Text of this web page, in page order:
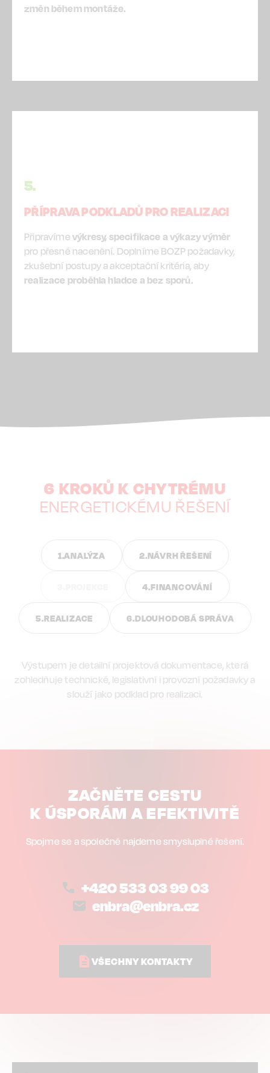
změn během montáže.
5.
PŘÍPRAVA PODKLADŮ PRO REALIZACI
Připravíme výkresy, specifikace a výkazy výměr
pro přesné nacenění. Doplníme BOZP požadavky,
zkušební postupy a akceptační kritéria, aby
realizace proběhla hladce a bez sporů.
6 KROKŮ K CHYTRÉMU
ENERGETICKÉMU ŘEŠENÍ
ANALÝZA NÁVRH ŘEŠENÍ
FINANCOVÁNÍ
REALIZACE DLOUHODOBÁ SPRÁVA
Výstupem je detailní projektová dokumentace, která
zohledňuje technické, legislativní i provozní požadavky a
slouží jako podklad pro realizaci.
ZAČNĚTE CESTU
K ÚSPORÁM A EFEKTIVITĚ
Spojme se a společně najdeme smysluplné řešení.
+420 533 03 99 03
enbra@enbra.cz
VŠECHNY KONTAKTY